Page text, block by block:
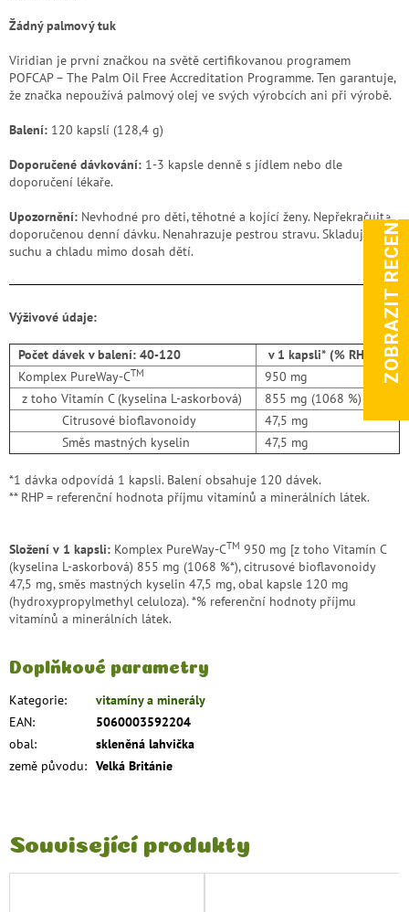
Související produkty
Žádný palmový tuk
Viridian je první značkou na světě certifikovanou programem
POFCAP – The Palm Oil Free Accreditation Programme. Ten garantuje,
že značka nepoužívá palmový olej ve svých výrobcích ani při výrobě.
Balení: 120 kapslí (128,4 g)
Doporučené dávkování: 1-3 kapsle denně s jídlem nebo dle
doporučení lékaře.
Upozornění: Nevhodné pro děti, těhotné a kojící ženy. Nepřekračujte
doporučenou denní dávku. Nenahrazuje pestrou stravu. Skladujte v
suchu a chladu mimo dosah dětí.
Výživové údaje:
Počet dávek v balení: 40-120
v 1 kapsli* (% RHP** )
Komplex PureWay-CTM
950 mg
z toho Vitamín C (kyselina L-askorbová)
855 mg (1068 %)
Citrusové bioflavonoidy
47,5 mg
Směs mastných kyselin
47,5 mg
*1 dávka odpovídá 1 kapsli. Balení obsahuje 120 dávek.
** RHP = referenční hodnota příjmu vitamínů a minerálních látek.
Složení v 1 kapsli: Komplex PureWay-CTM 950 mg [z toho Vitamín C
(kyselina L-askorbová) 855 mg (1068 %*), citrusové bioflavonoidy
47,5 mg, směs mastných kyselin 47,5 mg, obal kapsle 120 mg
(hydroxypropylmethyl celuloza). *% referenční hodnoty příjmu
vitamínů a minerálních látek.
Doplňkové parametry
Kategorie:
vitamíny a minerály
EAN:
5060003592204
obal:
skleněná lahvička
země původu: Velká Británie
ZOBRAZIT RECENZE